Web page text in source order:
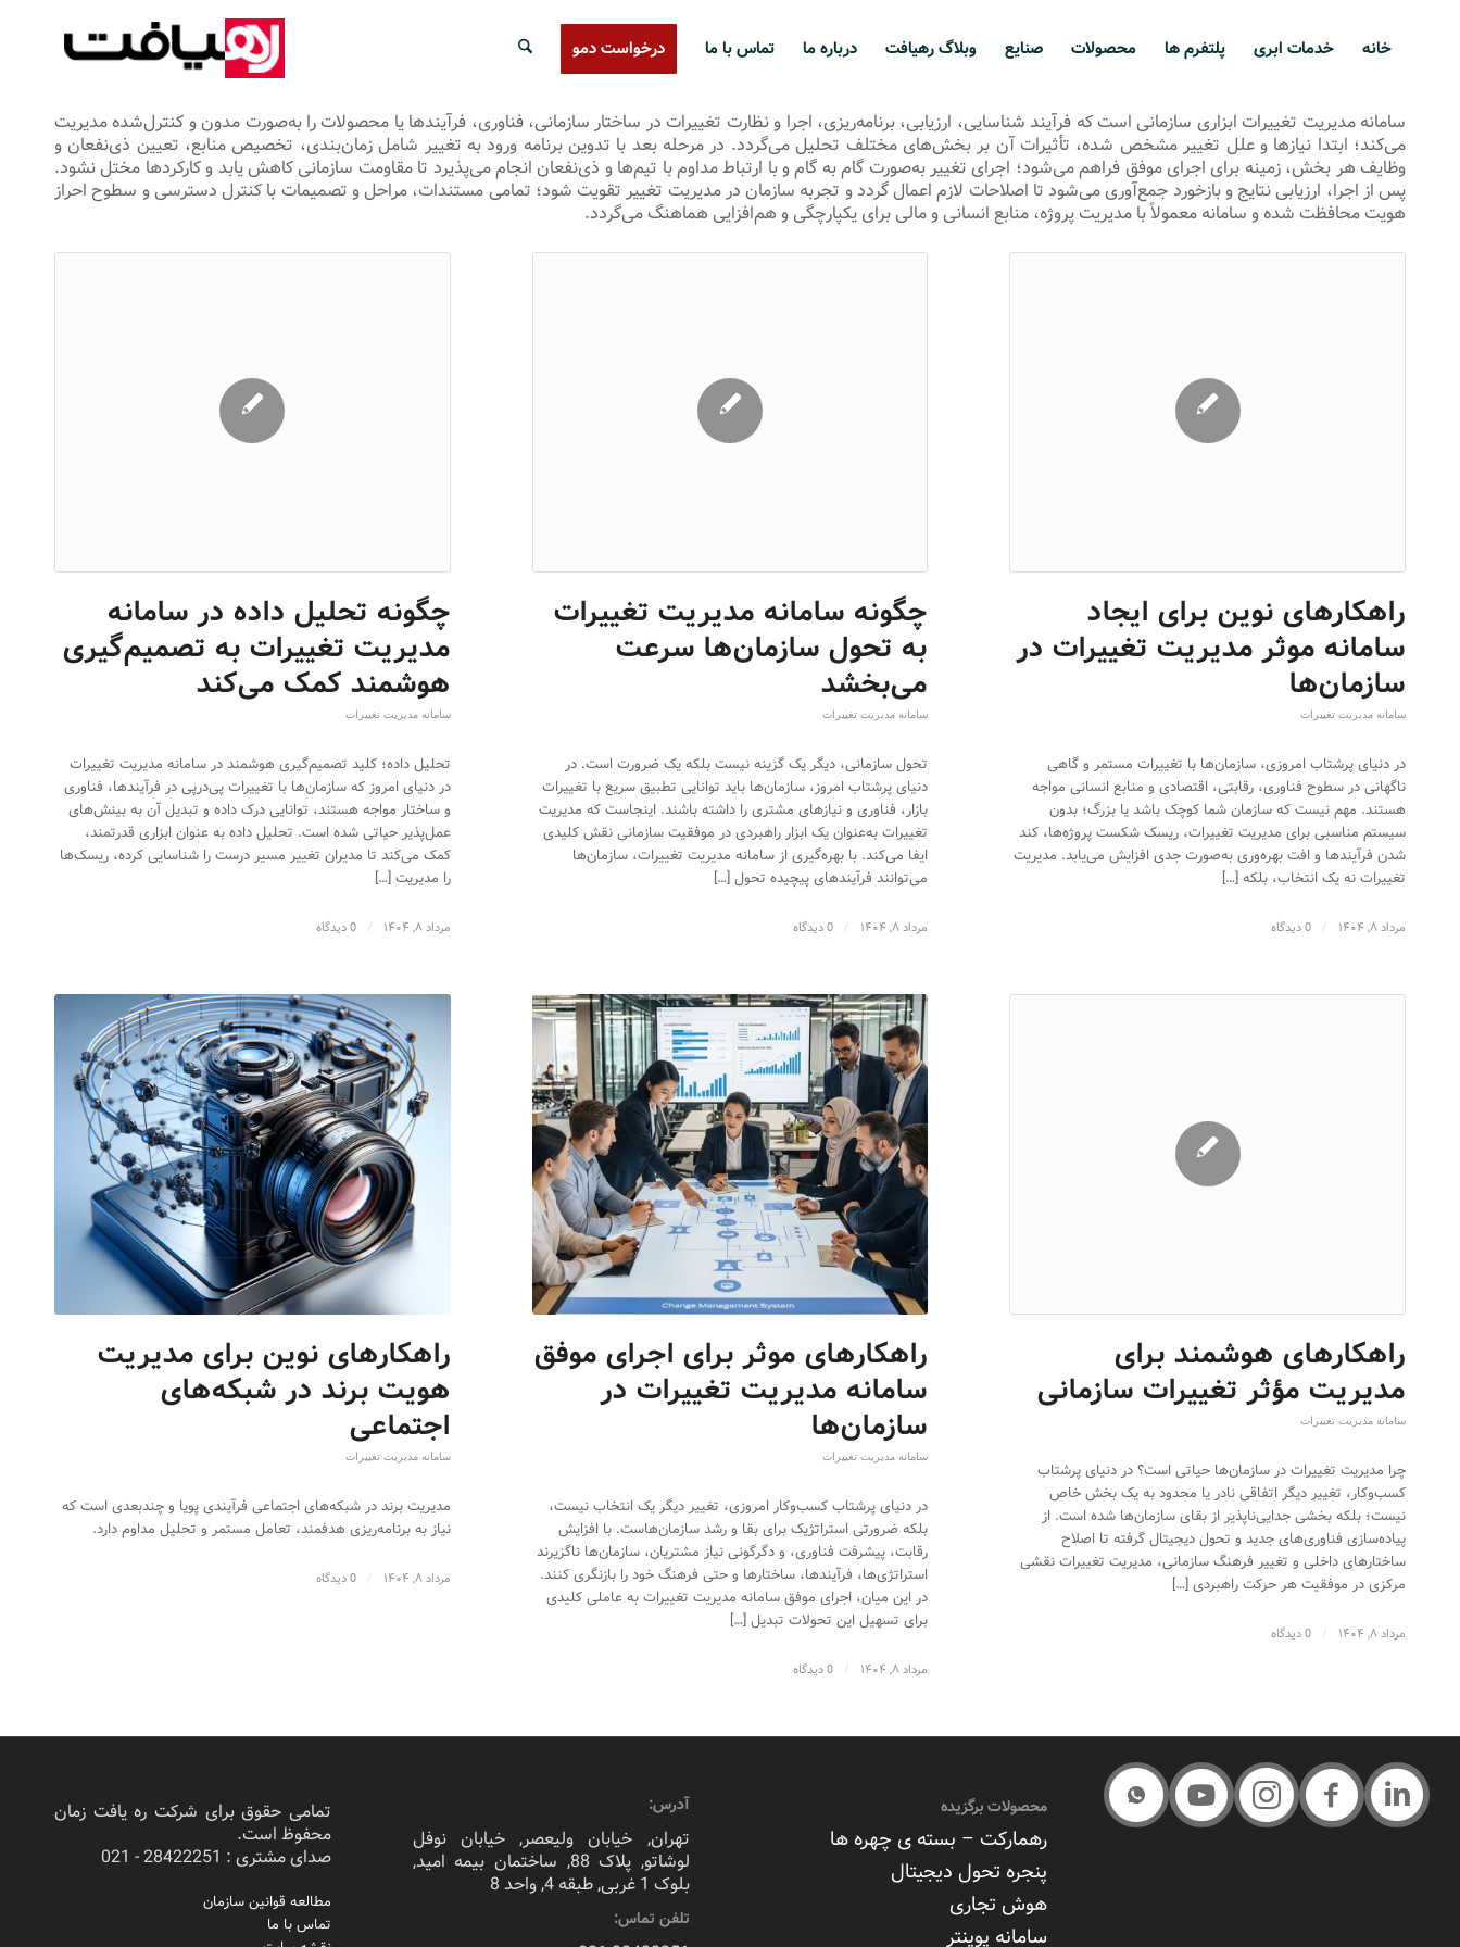
خانه خدمات ابری پلتفرم ها محصولات صنایع وبلاگ رهیافت درباره ما تماس با ما درخواست دمو
سامانه مدیریت تغییرات ابزاری سازمانی است که فرآیند شناسایی، ارزیابی، برنامه‌ریزی، اجرا و نظارت تغییرات در ساختار سازمانی، فناوری، فرآیندها یا محصولات را به‌صورت مدون و کنترل‌شده مدیریت
می‌کند؛ ابتدا نیازها و علل تغییر مشخص شده، تأثیرات آن بر بخش‌های مختلف تحلیل می‌گردد. در مرحله بعد با تدوین برنامه ورود به تغییر شامل زمان‌بندی، تخصیص منابع، تعیین ذی‌نفعان و
وظایف هر بخش، زمینه برای اجرای موفق فراهم می‌شود؛ اجرای تغییر به‌صورت گام به گام و با ارتباط مداوم با تیم‌ها و ذی‌نفعان انجام می‌پذیرد تا مقاومت سازمانی کاهش یابد و کارکردها مختل نشود.
پس از اجرا، ارزیابی نتایج و بازخورد جمع‌آوری می‌شود تا اصلاحات لازم اعمال گردد و تجربه سازمان در مدیریت تغییر تقویت شود؛ تمامی مستندات، مراحل و تصمیمات با کنترل دسترسی و سطوح احراز
هویت محافظت شده و سامانه معمولاً با مدیریت پروژه، منابع انسانی و مالی برای یکپارچگی و هم‌افزایی هماهنگ می‌گردد.
راهکارهای نوین برای ایجاد
سامانه موثر مدیریت تغییرات در
سازمان‌ها
سامانه مدیریت تغییرات
در دنیای پرشتاب امروزی، سازمان‌ها با تغییرات مستمر و گاهی
ناگهانی در سطوح فناوری، رقابتی، اقتصادی و منابع انسانی مواجه
هستند. مهم نیست که سازمان شما کوچک باشد یا بزرگ؛ بدون
سیستم مناسبی برای مدیریت تغییرات، ریسک شکست پروژه‌ها، کند
شدن فرآیندها و افت بهره‌وری به‌صورت جدی افزایش می‌یابد. مدیریت
تغییرات نه یک انتخاب، بلکه […]
مرداد ۸, ۱۴۰۴ / 0 دیدگاه
چگونه سامانه مدیریت تغییرات
به تحول سازمان‌ها سرعت
می‌بخشد
سامانه مدیریت تغییرات
تحول سازمانی، دیگر یک گزینه نیست بلکه یک ضرورت است. در
دنیای پرشتاب امروز، سازمان‌ها باید توانایی تطبیق سریع با تغییرات
بازار، فناوری و نیازهای مشتری را داشته باشند. اینجاست که مدیریت
تغییرات به‌عنوان یک ابزار راهبردی در موفقیت سازمانی نقش کلیدی
ایفا می‌کند. با بهره‌گیری از سامانه مدیریت تغییرات، سازمان‌ها
می‌توانند فرآیندهای پیچیده تحول […]
مرداد ۸, ۱۴۰۴ / 0 دیدگاه
چگونه تحلیل داده در سامانه
مدیریت تغییرات به تصمیم‌گیری
هوشمند کمک می‌کند
سامانه مدیریت تغییرات
تحلیل داده؛ کلید تصمیم‌گیری هوشمند در سامانه مدیریت تغییرات
در دنیای امروز که سازمان‌ها با تغییرات پی‌در‌پی در فرآیندها، فناوری
و ساختار مواجه هستند، توانایی درک داده و تبدیل آن به بینش‌های
عمل‌پذیر حیاتی شده است. تحلیل داده به عنوان ابزاری قدرتمند،
کمک می‌کند تا مدیران تغییر مسیر درست را شناسایی کرده، ریسک‌ها
را مدیریت […]
مرداد ۸, ۱۴۰۴ / 0 دیدگاه
راهکارهای هوشمند برای
مدیریت مؤثر تغییرات سازمانی
سامانه مدیریت تغییرات
چرا مدیریت تغییرات در سازمان‌ها حیاتی است؟ در دنیای پر‌شتاب
کسب‌وکار، تغییر دیگر اتفاقی نادر یا محدود به یک بخش خاص
نیست؛ بلکه بخشی جدایی‌ناپذیر از بقای سازمان‌ها شده است. از
پیاده‌سازی فناوری‌های جدید و تحول دیجیتال گرفته تا اصلاح
ساختارهای داخلی و تغییر فرهنگ سازمانی، مدیریت تغییرات نقشی
مرکزی در موفقیت هر حرکت راهبردی […]
مرداد ۸, ۱۴۰۴ / 0 دیدگاه
راهکارهای موثر برای اجرای موفق
سامانه مدیریت تغییرات در
سازمان‌ها
سامانه مدیریت تغییرات
در دنیای پرشتاب کسب‌و‌کار امروزی، تغییر دیگر یک انتخاب نیست،
بلکه ضرورتی استراتژیک برای بقا و رشد سازمان‌هاست. با افزایش
رقابت، پیشرفت فناوری، و دگرگونی نیاز مشتریان، سازمان‌ها ناگزیرند
استراتژی‌ها، فرآیندها، ساختارها و حتی فرهنگ خود را بازنگری کنند.
در این میان، اجرای موفق سامانه مدیریت تغییرات به عاملی کلیدی
برای تسهیل این تحولات تبدیل […]
مرداد ۸, ۱۴۰۴ / 0 دیدگاه
راهکارهای نوین برای مدیریت
هویت برند در شبکه‌های
اجتماعی
سامانه مدیریت تغییرات
مدیریت برند در شبکه‌های اجتماعی فرآیندی پویا و چندبعدی است که
نیاز به برنامه‌ریزی هدفمند، تعامل مستمر و تحلیل مداوم دارد.
مرداد ۸, ۱۴۰۴ / 0 دیدگاه
محصولات برگزیده
رهمارکت – بسته ی چهره ها
پنجره تحول دیجیتال
هوش تجاری
سامانه پوینتر
آدرس:
تهران, خیابان ولیعصر, خیابان نوفل
لوشاتو, پلاک 88, ساختمان بیمه امید,
بلوک 1 غربی, طبقه 4, واحد 8
تلفن تماس:
تمامی حقوق برای شرکت ره یافت زمان
محفوظ است.
صدای مشتری : 28422251 - 021
مطالعه قوانین سازمان
تماس با ما